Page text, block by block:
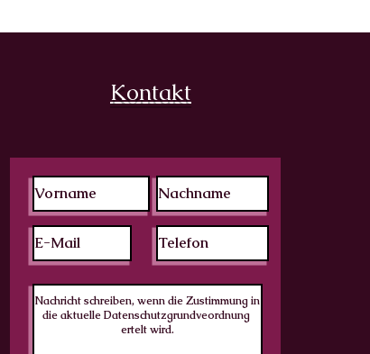
Kontakt